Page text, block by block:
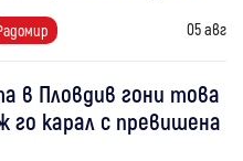
05 авг
в Пловдив гони това
го карал с превишена